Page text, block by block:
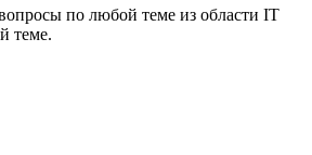
по любой теме из области IT
теме.